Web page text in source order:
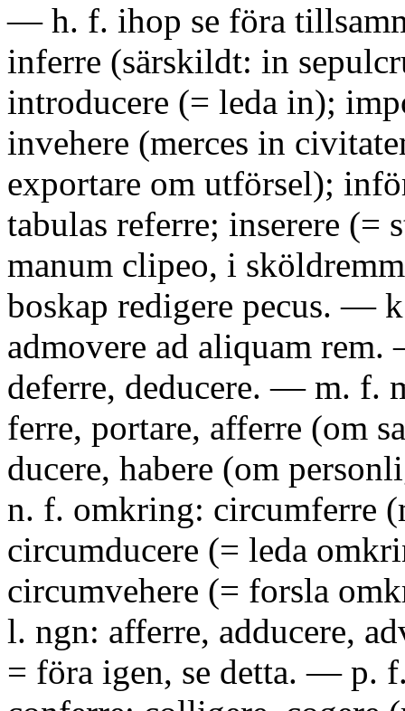
— h. f. ihop se föra
inferre (särskildt: in
introducere (= leda in);
invehere (merces in
exportare om utförsel);
tabulas referre; inserere (=
manum clipeo, i
boskap redigere pecus. —
admovere ad aliquam
deferre, deducere. — m. f.
ferre, portare, afferre (om
ducere, habere (om
n. f. omkring: circumferre
circumducere (= leda
circumvehere (= forsla
l. ngn: afferre, adducere,
= föra igen, se detta. — p.